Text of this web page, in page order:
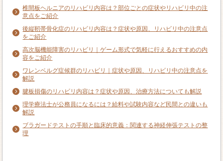
椎間板ヘルニアのリハビリ内容は？部位ごとの症状やリハビリ中の注
意点をご紹介
後縦靭帯骨化症のリハビリ内容は？症状や原因、リハビリ中の注意点
をご紹介
高次脳機能障害のリハビリ｜ゲーム形式で気軽に行えるおすすめの内
容をご紹介
ワレンベルグ症候群のリハビリ｜症状や原因、リハビリ中の注意点を
解説
腱板損傷のリハビリ内容は？症状や原因、治療方法についても解説
理学療法士が公務員になるには？給料や試験内容など民間との違いも
解説
ブラガードテストの手順と臨床的意義：関連する神経伸張テストの整
理